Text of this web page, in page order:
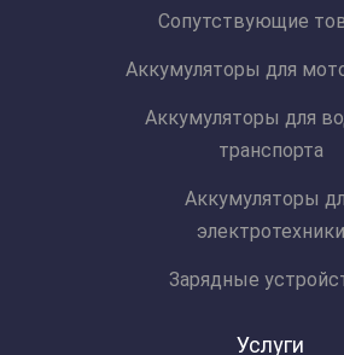
Сопутствующие
Аккумуляторы для
Аккумуляторы для
транспорта
Аккумуляторы
электротехники
Зарядные
Услуги